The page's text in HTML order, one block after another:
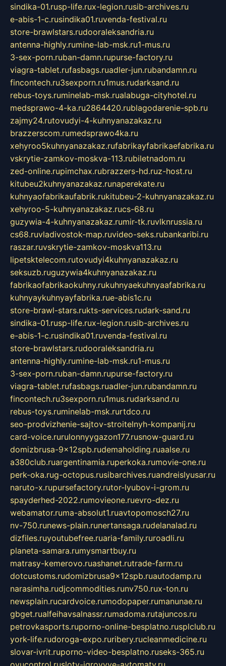
sindika-01.rusp-life.rux-legion.rusib-archives.ru
e-abis-1-c.rusindika01.ruvenda-festival.ru
store-brawlstars.rudooraleksandria.ru
antenna-highly.rumine-lab-msk.ru1-mus.ru
3-sex-porn.ruban-damn.rupurse-factory.ru
viagra-tablet.rufasbags.ruadler-jun.rubandamn.ru
fincontech.ru3sexporn.ru1mus.rudarksand.ru
rebus-toys.ruminelab-msk.rualabuga-cityhotel.ru
medsprawo-4-ka.ru2864420.rublagodarenie-spb.ru
zajmy24.rutovudyi-4-kuhnyanazakaz.ru
brazzerscom.rumedsprawo4ka.ru
xehyroo5kuhnyanazakaz.rufabrikayfabrikaefabrika.ru
vskrytie-zamkov-moskva-113.rubiletnadom.ru
zed-online.rupimchax.rubrazzers-hd.ruz-host.ru
kitubeu2kuhnyanazakaz.runaperekate.ru
kuhnyaofabrikaufabrik.rukitubeu-2-kuhnyanazakaz.ru
xehyroo-5-kuhnyanazakaz.rucs-68.ru
guzywia-4-kuhnyanazakaz.rumir-tk.ruvlknrussia.ru
cs68.ruvladivostok-map.ruvideo-seks.rubankaribi.ru
raszar.ruvskrytie-zamkov-moskva113.ru
lipetsktelecom.rutovudyi4kuhnyanazakaz.ru
seksuzb.ruguzywia4kuhnyanazakaz.ru
fabrikaofabrikaokuhny.rukuhnyaekuhnyaafabrika.ru
kuhnyaykuhnyayfabrika.rue-abis1c.ru
store-brawl-stars.rukts-services.rudark-sand.ru
sindika-01.rusp-life.rux-legion.rusib-archives.ru
e-abis-1-c.rusindika01.ruvenda-festival.ru
store-brawlstars.rudooraleksandria.ru
antenna-highly.rumine-lab-msk.ru1-mus.ru
3-sex-porn.ruban-damn.rupurse-factory.ru
viagra-tablet.rufasbags.ruadler-jun.rubandamn.ru
fincontech.ru3sexporn.ru1mus.rudarksand.ru
rebus-toys.ruminelab-msk.rurtdco.ru
seo-prodvizhenie-sajtov-stroitelnyh-kompanij.ru
card-voice.rurulonnyygazon177.rusnow-guard.ru
domizbrusa-9x12spb.rudemaholding.ruaalse.ru
a380club.ruargentinamia.ruperkoka.rumovie-one.ru
perk-oka.rug-octopus.rusibarchives.ruandreislyusar.ru
naruto-x.rupursefactory.rutor-lyubov-i-grom.ru
spayderhed-2022.rumovieone.ruevro-dez.ru
webamator.ruma-absolut1.ruavtopomosch27.ru
nv-750.runews-plain.runertansaga.rudelanalad.ru
dizfiles.ruyoutubefree.ruaria-family.ruroadli.ru
planeta-samara.rumysmartbuy.ru
matrasy-kemerovo.ruashanet.rutrade-farm.ru
dotcustoms.rudomizbrusa9x12spb.ruautodamp.ru
narasimha.rudjcommodities.runv750.rux-ton.ru
newsplain.rucardvoice.rumodopaper.rumanunae.ru
gbget.rualfeihavsalnassr.rumadoma.rutajuncos.ru
petrovkasports.ruporno-online-besplatno.rusplclub.ru
york-life.rudoroga-expo.ruribery.rucleanmedicine.ru
slovar-ivrit.ruporno-video-besplatno.ruseks-365.ru